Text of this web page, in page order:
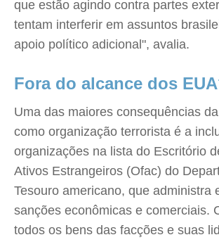
que estão agindo contra partes
tentam interferir em assuntos
apoio político adicional", avalia.
Fora do alcance dos
Uma das maiores consequências
como organização terrorista é a
organizações na lista do Escritório
Ativos Estrangeiros (Ofac) do
Tesouro americano, que administra
sanções econômicas e comerciais.
todos os bens das facções e suas